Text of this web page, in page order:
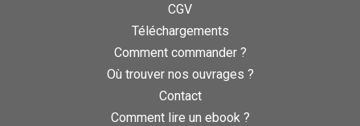
CGV
Téléchargements
Comment commander ?
Où trouver nos ouvrages ?
Contact
Comment lire un ebook ?